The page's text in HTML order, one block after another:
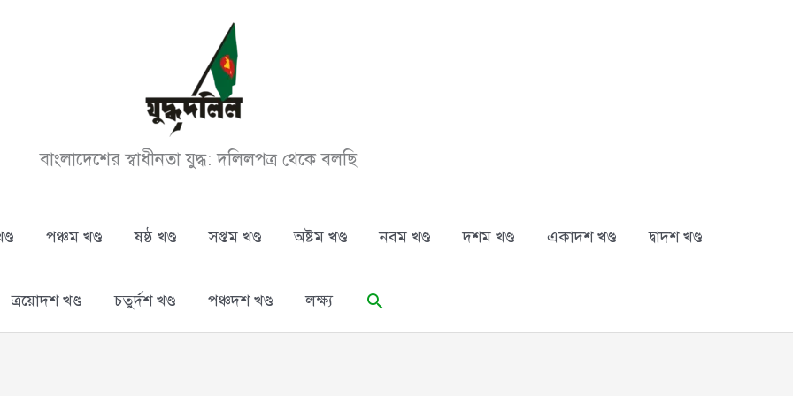
বাংলাদেশের স্বাধীনতা যুদ্ধ: দলিলপত্র থেকে বলছি
পঞ্চম খণ্ড ষষ্ঠ খণ্ড সপ্তম খণ্ড অষ্টম খণ্ড নবম খণ্ড দশম খণ্ড একাদশ খণ্ড দ্বাদশ খণ্ড
ত্রয়োদশ খণ্ড চতুর্দশ খণ্ড পঞ্চদশ খণ্ড লক্ষ্য Search